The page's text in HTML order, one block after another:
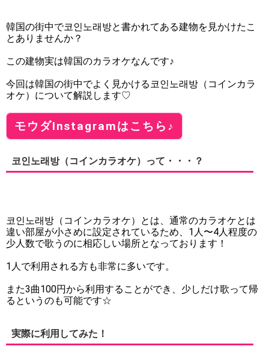
韓国の街中で코인노래방と書かれてある建物を見かけたこ
とありませんか？
この建物実は韓国のカラオケなんです♪
今回は韓国の街中でよく見かける코인노래방（コインカラ
オケ）について解説します♡
モウダInstagramはこちら♪
코인노래방（コインカラオケ）って・・・？
코인노래방（コインカラオケ）とは、通常のカラオケとは
違い部屋が小さめに設定されているため、1人〜4人程度の
少人数で歌うのに相応しい場所となっております！
1人で利用される方も非常に多いです。
また3曲100円から利用することができ、少しだけ歌って帰
るというのも可能です☆
実際に利用してみた！